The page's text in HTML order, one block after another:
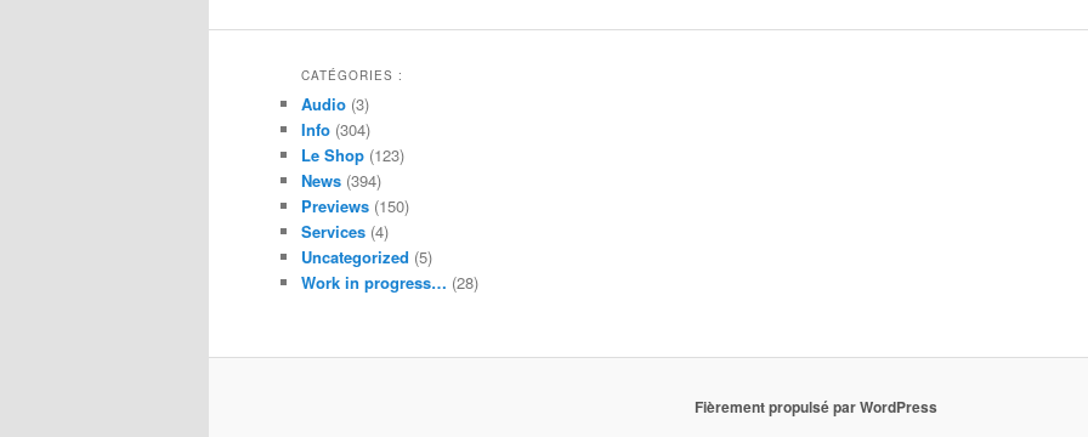
CATÉGORIES :
Audio (3)
Info (304)
Le Shop (123)
News (394)
Previews (150)
Services (4)
Uncategorized (5)
Work in progress… (28)
Fièrement propulsé par WordPress